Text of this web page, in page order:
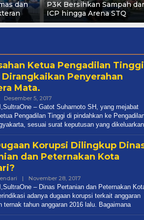
dan
P3K Bersihkan Sampah
ICP hingga Arena STQ
Ketua Pengadilan Tinggi
Dirangkaikan Penyerahan
Mata.
Desember 5, 2017Oleh
Redaksi
– Gatot Suharnoto SH, yang mejabat
Pengadilan Tinggi di pindahkan ke
sesuai surat keputusan yang dikeluarkan
Korupsi Dilingkup
dan Peternakan Kota
| November 28, 2017Oleh
Redaksi
– Dinas Pertanian dan Peternakan
adanya dugaan korupsi terkait anggaran
ternak tahun anggaran 2016 lalu. Bagaimana